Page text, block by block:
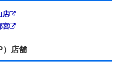
店
宮
）店舗